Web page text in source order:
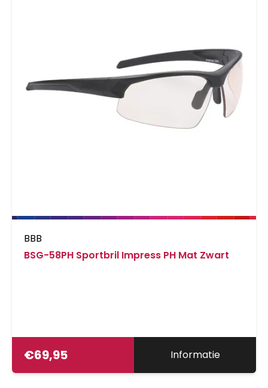
BBB
BSG-58PH Sportbril Impress PH Mat Zwart
€69,95 Informatie